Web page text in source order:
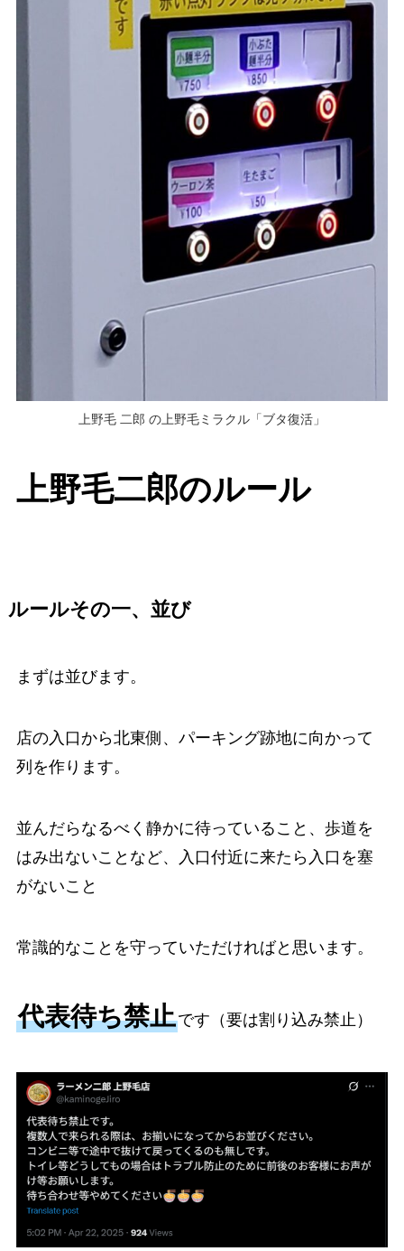
上野毛 二郎 の上野毛ミラクル「ブタ復活」
上野毛二郎のルール
ルールその一、並び
まずは並びます。
店の入口から北東側、パーキング跡地に向かって
列を作ります。
並んだらなるべく静かに待っていること、歩道を
はみ出ないことなど、入口付近に来たら入口を塞
がないこと
常識的なことを守っていただければと思います。
代表待ち禁止です（要は割り込み禁止）